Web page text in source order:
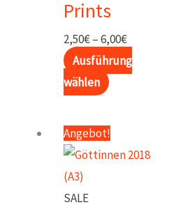
Prints
2,50€–6,00€Preisspanne:
2,50€
Ausführung
wählen Dieses
weist
mehrere
Angebot!
SALE